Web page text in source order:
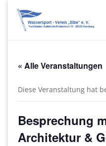
« Alle Veranstaltungen
Diese Veranstaltung hat
Besprechung
Architektur &